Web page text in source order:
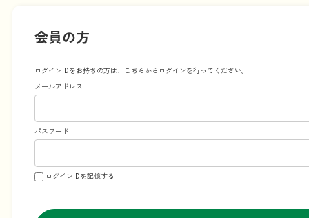
会員の方
ログインIDをお持ちの方は、こちらからログインを行ってください。
メールアドレス
パスワード
ログインIDを記憶する